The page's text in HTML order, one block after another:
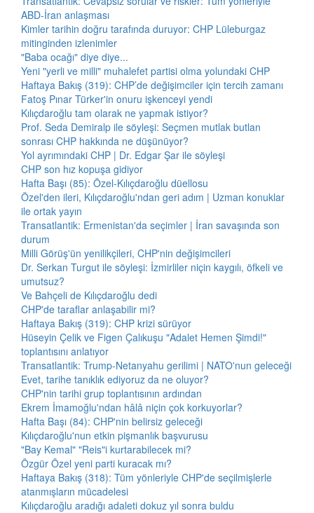
ABD-İran anlaşması
Kimler tarihin doğru tarafında duruyor: CHP Lüleburgaz
mitinginden izlenimler
"Baba ocağı" diye diye...
Yeni "yerli ve milli" muhalefet partisi olma yolundaki CHP
Haftaya Bakış (319): CHP’de değişimciler için tercih zamanı
Fatoş Pınar Türker'in onuru işkenceyi yendi
Kılıçdaroğlu tam olarak ne yapmak istiyor?
Prof. Seda Demiralp ile söyleşi: Seçmen mutlak butlan
sonrası CHP hakkında ne düşünüyor?
Yol ayrımındaki CHP | Dr. Edgar Şar ile söyleşi
CHP son hız kopuşa gidiyor
Hafta Başı (85): Özel-Kılıçdaroğlu düellosu
Özel'den ileri, Kılıçdaroğlu'ndan geri adım | Uzman konuklar
ile ortak yayın
Transatlantik: Ermenistan'da seçimler | İran savaşında son
durum
Milli Görüş'ün yenilikçileri, CHP'nin değişimcileri
Dr. Serkan Turgut ile söyleşi: İzmirliler niçin kaygılı, öfkeli ve
umutsuz?
Ve Bahçeli de Kılıçdaroğlu dedi
CHP'de taraflar anlaşabilir mi?
Haftaya Bakış (319): CHP krizi sürüyor
Hüseyin Çelik ve Figen Çalıkuşu "Adalet Hemen Şimdi!"
toplantısını anlatıyor
Transatlantik: Trump-Netanyahu gerilimi | NATO'nun geleceği
Evet, tarihe tanıklık ediyoruz da ne oluyor?
CHP'nin tarihi grup toplantısının ardından
Ekrem İmamoğlu'ndan hâlâ niçin çok korkuyorlar?
Hafta Başı (84): CHP'nin belirsiz geleceği
Kılıçdaroğlu'nun etkin pişmanlık başvurusu
"Bay Kemal" "Reis"i kurtarabilecek mi?
Özgür Özel yeni parti kuracak mı?
Haftaya Bakış (318): Tüm yönleriyle CHP'de seçilmişlerle
atanmışların mücadelesi
Kılıçdaroğlu aradığı adaleti dokuz yıl sonra buldu